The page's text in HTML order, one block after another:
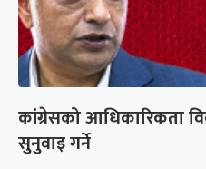
कांग्रेसको आधिकारिकता
सुनुवाइ गर्ने